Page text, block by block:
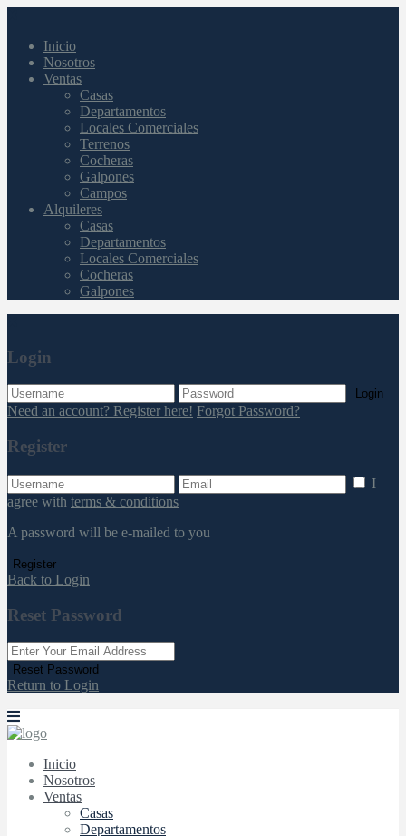
Inicio
Nosotros
Ventas
Casas
Departamentos
Locales Comerciales
Terrenos
Cocheras
Galpones
Campos
Alquileres
Casas
Departamentos
Locales Comerciales
Cocheras
Galpones
Login
Login
Need an account? Register here! Forgot Password?
Register
I
agree with terms & conditions
A password will be e-mailed to you
Register
Back to Login
Reset Password
Reset Password
Return to Login
Inicio
Nosotros
Ventas
Casas
Departamentos